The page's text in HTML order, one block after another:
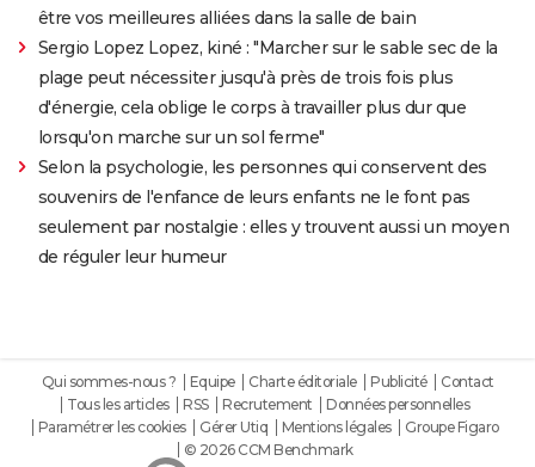
être vos meilleures alliées dans la salle de bain
Sergio Lopez Lopez, kiné : "Marcher sur le sable sec de la
plage peut nécessiter jusqu'à près de trois fois plus
d'énergie, cela oblige le corps à travailler plus dur que
lorsqu'on marche sur un sol ferme"
Selon la psychologie, les personnes qui conservent des
souvenirs de l'enfance de leurs enfants ne le font pas
seulement par nostalgie : elles y trouvent aussi un moyen
de réguler leur humeur
Qui sommes-nous ? Equipe Charte éditoriale Publicité
Contact
Tous les articles
RSS Recrutement
Données personnelles
Paramétrer les cookies
Gérer Utiq Mentions légales
Groupe Figaro
© 2026 CCM Benchmark